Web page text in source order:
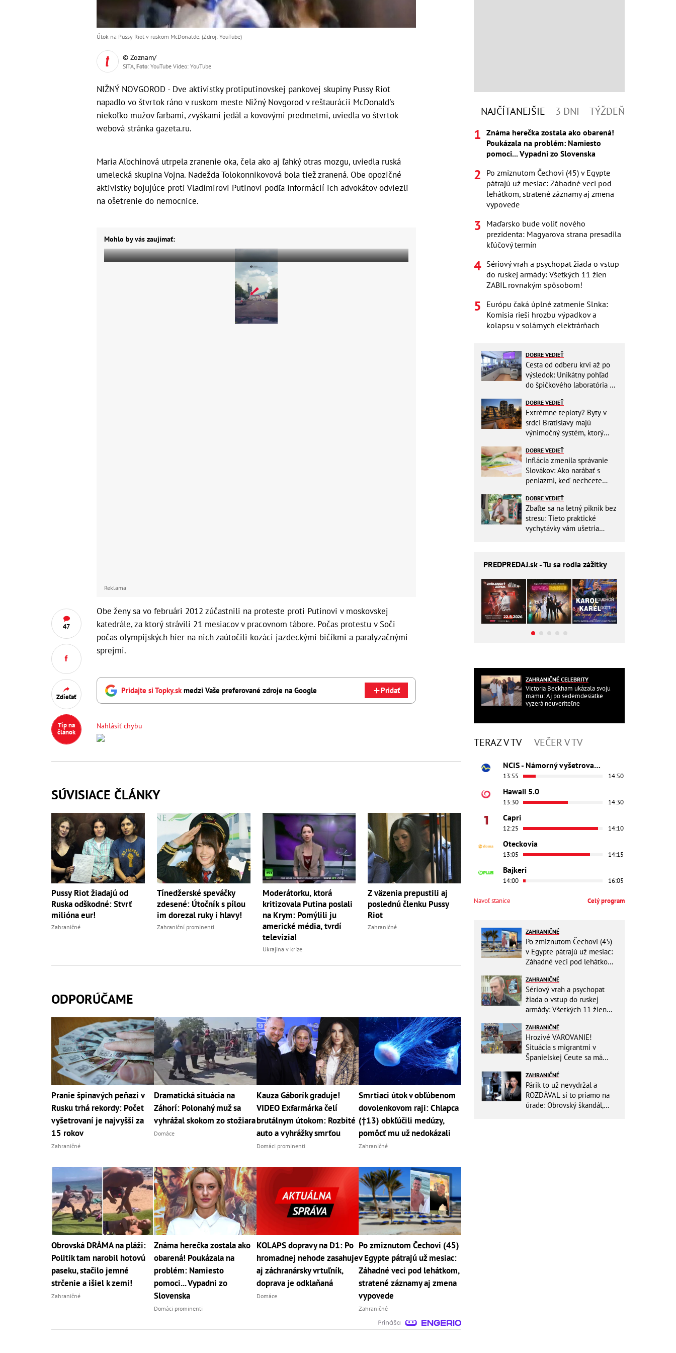
47
Zdieľať
Tip na
článok
Útok na Pussy Riot v ruskom McDonalde. (Zdroj: YouTube)
© Zoznam/
SITA, Foto: YouTube Video: YouTube
NIŽNÝ NOVGOROD - Dve aktivistky protiputinovskej pankovej skupiny Pussy Riot
napadlo vo štvrtok ráno v ruskom meste Nižný Novgorod v reštaurácii McDonald's
niekoľko mužov farbami, zvyškami jedál a kovovými predmetmi, uviedla vo štvrtok
webová stránka gazeta.ru.
Maria Aľochinová utrpela zranenie oka, čela ako aj ľahký otras mozgu, uviedla ruská
umelecká skupina Vojna. Nadežda Tolokonnikovová bola tiež zranená. Obe opozičné
aktivistky bojujúce proti Vladimirovi Putinovi podľa informácií ich advokátov odviezli
na ošetrenie do nemocnice.
Mohlo by vás zaujímať:
Reklama
Obe ženy sa vo februári 2012 zúčastnili na proteste proti Putinovi v moskovskej
katedrále, za ktorý strávili 21 mesiacov v pracovnom tábore. Počas protestu v Soči
počas olympijských hier na nich zaútočili kozáci jazdeckými bičíkmi a paralyzačnými
sprejmi.
Pridajte si Topky.skmedzi Vaše preferované zdroje na Google Pridať
Nahlásiť chybu
SÚVISIACE ČLÁNKY
Pussy Riot žiadajú od
Ruska odškodné: Stvrť
milióna eur!
Zahraničné
Tínedžerské speváčky
zdesené: Útočník s pílou
im dorezal ruky i hlavy!
Zahraniční prominenti
Moderátorku, ktorá
kritizovala Putina poslali
na Krym: Pomýlili ju
americké média, tvrdí
televízia!
Ukrajina v kríze
Z väzenia prepustili aj
poslednú členku Pussy
Riot
Zahraničné
ODPORÚČAME
Pranie špinavých peňazí v
Rusku trhá rekordy: Počet
vyšetrovaní je najvyšší za
15 rokov
Zahraničné
Dramatická situácia na
Záhorí: Polonahý muž sa
vyhrážal skokom zo stožiara
Domáce
Kauza Gáborík graduje!
VIDEO Exfarmárka čelí
brutálnym útokom: Rozbité
auto a vyhrážky smrťou
Domáci prominenti
Smrtiaci útok v obľúbenom
dovolenkovom raji: Chlapca
(†13) obkľúčili medúzy,
pomôcť mu už nedokázali
Zahraničné
Obrovská DRÁMA na pláži:
Politik tam narobil hotovú
paseku, stačilo jemné
strčenie a išiel k zemi!
Zahraničné
Známa herečka zostala ako
obarená! Poukázala na
problém: Namiesto
pomoci... Vypadni zo
Slovenska
Domáci prominenti
KOLAPS dopravy na D1: Po
hromadnej nehode zasahuje
aj záchranársky vrtuľník,
doprava je odklaňaná
Domáce
Po zmiznutom Čechovi (45)
v Egypte pátrajú už mesiac:
Záhadné veci pod lehátkom,
stratené záznamy aj zmena
vypovede
Zahraničné
NAJČÍTANEJŠIE 3 DNI TÝŽDEŇ
Známa herečka zostala ako obarená!
Poukázala na problém: Namiesto
pomoci... Vypadni zo Slovenska
Po zmiznutom Čechovi (45) v Egypte
pátrajú už mesiac: Záhadné veci pod
lehátkom, stratené záznamy aj zmena
vypovede
Maďarsko bude voliť nového
prezidenta: Magyarova strana presadila
kľúčový termín
Sériový vrah a psychopat žiada o vstup
do ruskej armády: Všetkých 11 žien
ZABIL rovnakým spôsobom!
Európu čaká úplné zatmenie Slnka:
Komisia rieši hrozbu výpadkov a
kolapsu v solárnych elektrárňach
DOBRE VEDIEŤ
Cesta od odberu krvi až po
výsledok: Unikátny pohľad
do špičkového laboratória na
DOBRE VEDIEŤ
Extrémne teploty? Byty v
srdci Bratislavy majú
výnimočný systém, ktorý
DOBRE VEDIEŤ
Inflácia zmenila správanie
Slovákov: Ako narábať s
peniazmi, keď nechcete
DOBRE VEDIEŤ
Zbaľte sa na letný piknik bez
stresu: Tieto praktické
vychytávky vám ušetria
PREDPREDAJ.sk - Tu sa rodia zážitky
ZAHRANIČNÉ CELEBRITY
Victoria Beckham ukázala svoju
mamu: Aj po sedemdesiatke
vyzerá neuveriteľne
TERAZ V TV VEČER V TV
NCIS - Námorný vyšetrovací úrad
13:55 14:50
Hawaii 5.0
13:30 14:30
Capri
12:25 14:10
Oteckovia
13:05 14:15
Bajkeri
14:00 16:05
Navoľ stanice Celý program
ZAHRANIČNÉ
Po zmiznutom Čechovi (45)
v Egypte pátrajú už mesiac:
Záhadné veci pod lehátkom,
vypovede
ZAHRANIČNÉ
Sériový vrah a psychopat
žiada o vstup do ruskej
armády: Všetkých 11 žien
ZAHRANIČNÉ
Hrozivé VAROVANIE!
Situácia s migrantmi v
Španielskej Ceute sa má
presný dátum druhej invázie
ZAHRANIČNÉ
Párik to už nevydržal a
ROZDÁVAL si to priamo na
úrade: Obrovský škandál,